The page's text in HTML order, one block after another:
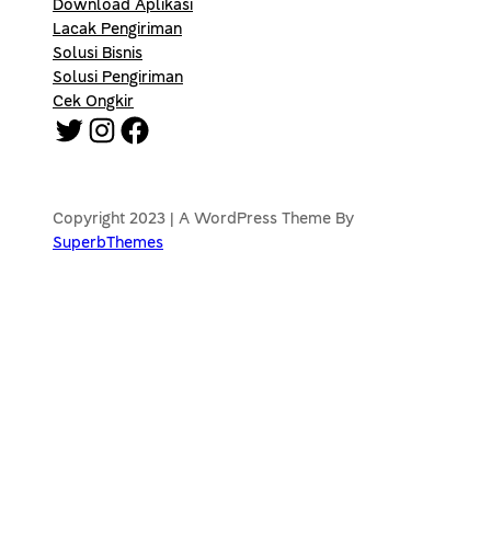
Download Aplikasi
Lacak Pengiriman
Solusi Bisnis
Solusi Pengiriman
Cek Ongkir
Twitter Instagram Facebook
Copyright 2023 | A WordPress Theme By
SuperbThemes